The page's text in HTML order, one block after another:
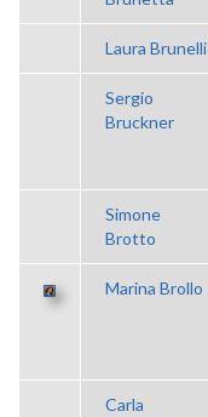
Laura Brunelli
Sergio
Bruckner
Simone
Brotto
Marina Brollo
Carla